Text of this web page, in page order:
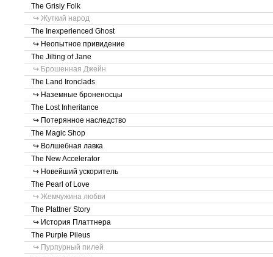
The Grisly Folk
↪ Жуткий народ
The Inexperienced Ghost
↪ Неопытное привидение
The Jilting of Jane
↪ Брошенная Джейн
The Land Ironclads
↪ Наземные броненосцы
The Lost Inheritance
↪ Потерянное наследство
The Magic Shop
↪ Волшебная лавка
The New Accelerator
↪ Новейший ускоритель
The Pearl of Love
↪ Жемчужина любви
The Plattner Story
↪ История Платтнера
The Purple Pileus
↪ Пурпурный пилей